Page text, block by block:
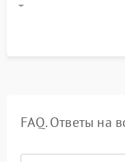
Тестирование
остаточного
FAQ. Ответы на